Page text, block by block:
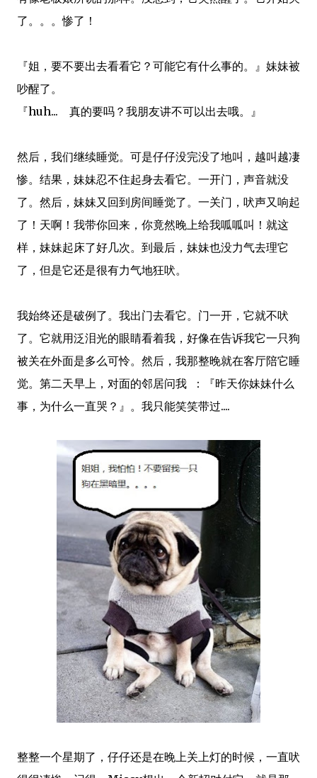
了。。。惨了！
『姐，要不要出去看看它？可能它有什么事的。』妹妹被
吵醒了。
『huh... 真的要吗？我朋友讲不可以出去哦。』
然后，我们继续睡觉。可是仔仔没完没了地叫，越叫越凄
惨。结果，妹妹忍不住起身去看它。一开门，声音就没
了。然后，妹妹又回到房间睡觉了。一关门，吠声又响起
了！天啊！我带你回来，你竟然晚上给我呱呱叫！就这
样，妹妹起床了好几次。到最后，妹妹也没力气去理它
了，但是它还是很有力气地狂吠。
我始终还是破例了。我出门去看它。门一开，它就不吠
了。它就用泛泪光的眼睛看着我，好像在告诉我它一只狗
被关在外面是多么可怜。然后，我那整晚就在客厅陪它睡
觉。第二天早上，对面的邻居问我 ：『昨天你妹妹什么
事，为什么一直哭？』。我只能笑笑带过....
整整一个星期了，仔仔还是在晚上关上灯的时候，一直吠